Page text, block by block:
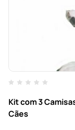
Kit com 3
Cães